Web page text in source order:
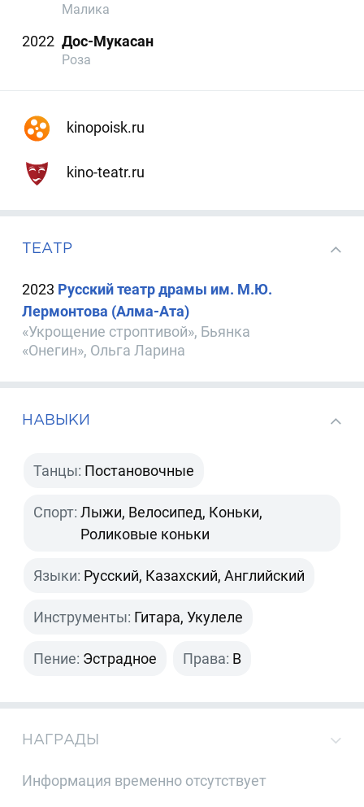
Малика
2022 Дос-Мукасан
Роза
kinopoisk.ru
kino-teatr.ru
ТЕАТР
2023 Русский театр драмы им. М.Ю.
Лермонтова (Алма-Ата)
«Укрощение строптивой», Бьянка
«Онегин», Ольга Ларина
НАВЫКИ
Танцы: Постановочные
Спорт: Лыжи, Велосипед, Коньки,
Роликовые коньки
Языки: Русский, Казахский, Английский
Инструменты: Гитара, Укулеле
Пение: Эстрадное Права: B
НАГРАДЫ
Информация временно отсутствует